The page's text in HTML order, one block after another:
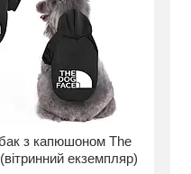
з капюшоном The
екземпляр)